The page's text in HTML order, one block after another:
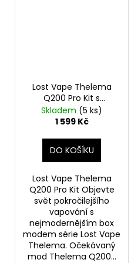
Lost Vape Thelema
Q200 Pro Kit s
Centaurus Sub Ohm
Tank V2 (Armor
Skladem (5 ks)
1 599 Kč
DO KOŠÍKU
Lost Vape Thelema
Q200 Pro Kit Objevte
svět pokročilejšího
vapování s
nejmodernějším box
modem série Lost Vape
Thelema. Očekávaný
mod Thelema Q200...